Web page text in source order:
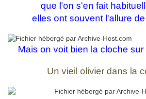
que l'on s'en fait
elles ont souvent l'allure
Mais on voit bien la cloche
Un vieil olivier dans la